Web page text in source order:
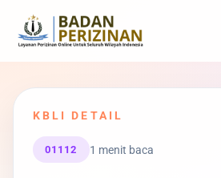
KBLI DETAIL
01112 1 menit baca